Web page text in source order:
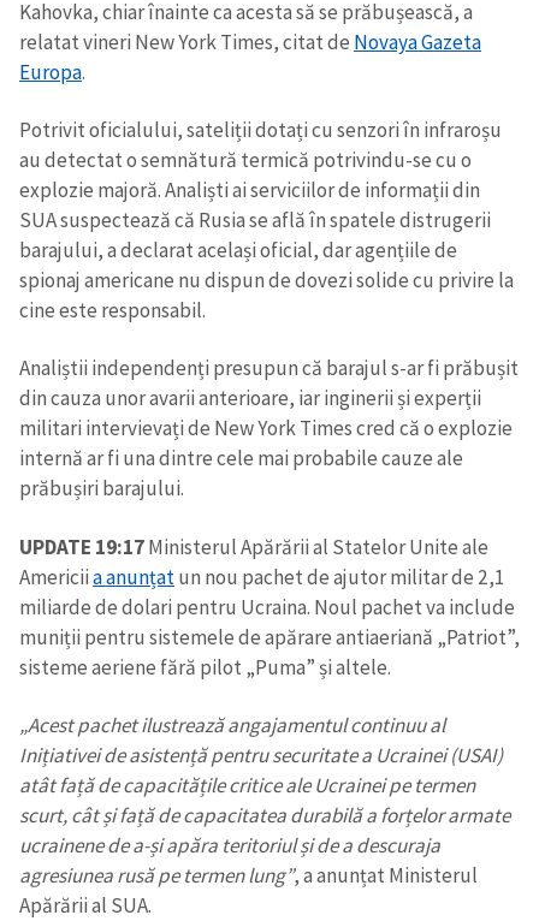
Kahovka, chiar înainte ca acesta să se prăbușească, a
relatat vineri New York Times, citat de Novaya Gazeta
Europa.
Potrivit oficialului, sateliții dotați cu senzori în infraroșu
au detectat o semnătură termică potrivindu-se cu o
explozie majoră. Analiști ai serviciilor de informații din
SUA suspectează că Rusia se află în spatele distrugerii
barajului, a declarat același oficial, dar agențiile de
spionaj americane nu dispun de dovezi solide cu privire la
cine este responsabil.
Analiștii independenți presupun că barajul s-ar fi prăbușit
din cauza unor avarii anterioare, iar inginerii și experții
militari intervievați de New York Times cred că o explozie
internă ar fi una dintre cele mai probabile cauze ale
prăbușiri barajului.
UPDATE 19:17Ministerul Apărării al Statelor Unite ale
Americiia anunțatun nou pachet de ajutor militar de 2,1
miliarde de dolari pentru Ucraina. Noul pachet va include
muniții pentru sistemele de apărare antiaeriană „Patriot”,
sisteme aeriene fără pilot „Puma” și altele.
„Acest pachet ilustrează angajamentul continuu al
Inițiativei de asistență pentru securitate a Ucrainei (USAI)
atât față de capacitățile critice ale Ucrainei pe termen
scurt, cât și față de capacitatea durabilă a forțelor armate
ucrainene de a-și apăra teritoriul și de a descuraja
agresiunea rusă pe termen lung”, a anunțat Ministerul
Apărării al SUA.